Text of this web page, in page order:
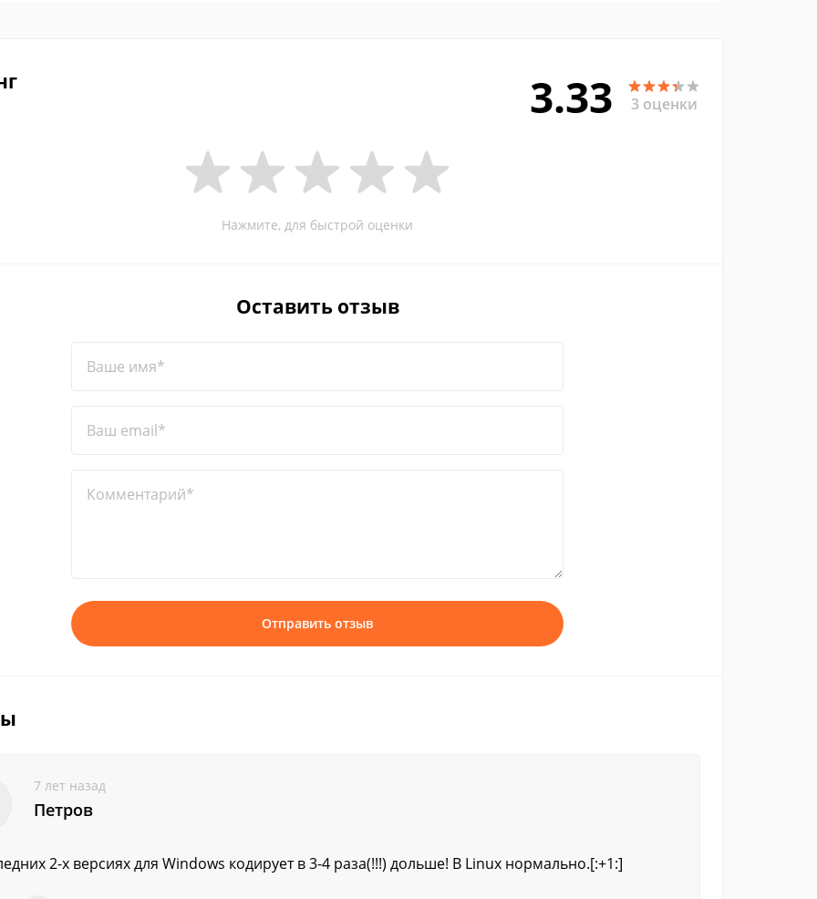
3.33 3 оценки
Нажмите, для быстрой оценки
Оставить отзыв
Ваше имя*
Ваш email*
Комментарий*
Отправить отзыв
7 лет назад
Петров
2-х версиях для Windows кодирует в 3-4 раза(!!!) дольше! В Linux нормально.[:+1:]